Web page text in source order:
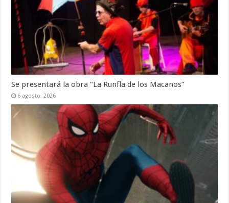
Se presentará la obra “La Runfla de los Macanos”
6 agosto, 2026